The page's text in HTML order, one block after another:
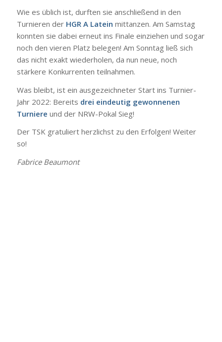
Wie es üblich ist, durften sie anschließend in den
Turnieren der HGR A Latein mittanzen. Am Samstag
konnten sie dabei erneut ins Finale einziehen und sogar
noch den vieren Platz belegen! Am Sonntag ließ sich
das nicht exakt wiederholen, da nun neue, noch
stärkere Konkurrenten teilnahmen.
Was bleibt, ist ein ausgezeichneter Start ins Turnier-
Jahr 2022: Bereits drei eindeutig gewonnenen
Turniere und der NRW-Pokal Sieg!
Der TSK gratuliert herzlichst zu den Erfolgen! Weiter
so!
Fabrice Beaumont